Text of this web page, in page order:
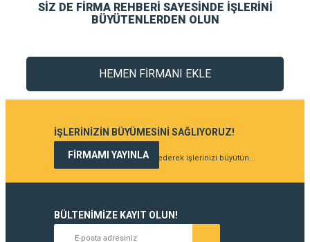
SİZ DE FİRMA REHBERİ SAYESİNDE İŞLERİNİ
BÜYÜTENLERDEN OLUN
HEMEN FİRMANI EKLE
İŞLERİNİZİN BÜYÜMESİNİ SAĞLIYORUZ!
Hemen şimdi firmanızı kaydederek işlerinizi büyütün...
FİRMAMI YAYINLA
BÜLTENİMİZE KAYIT OLUN!